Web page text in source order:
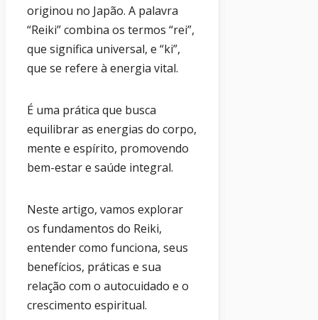
originou no Japão. A palavra
“Reiki” combina os termos “rei”,
que significa universal, e “ki”,
que se refere à energia vital.
É uma prática que busca
equilibrar as energias do corpo,
mente e espírito, promovendo
bem-estar e saúde integral.
Neste artigo, vamos explorar
os fundamentos do Reiki,
entender como funciona, seus
benefícios, práticas e sua
relação com o autocuidado e o
crescimento espiritual.